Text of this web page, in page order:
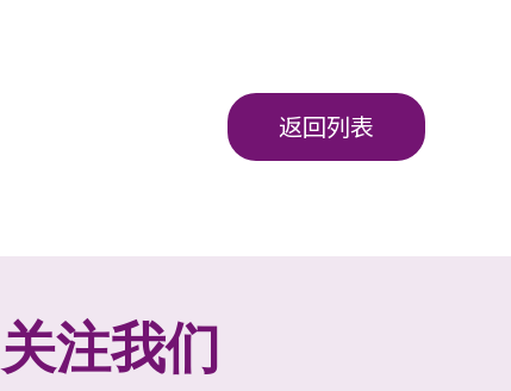
返回列表
关注我们